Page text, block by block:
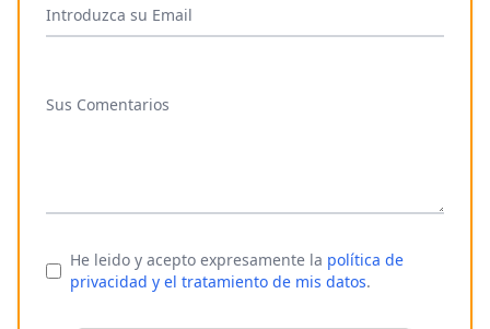
Introduzca su Email
Sus Comentarios
He leido y acepto expresamente la política de
privacidad y el tratamiento de mis datos.